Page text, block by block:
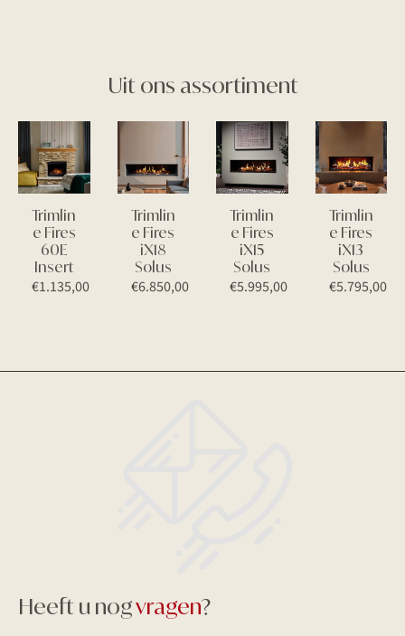
Uit ons assortiment
Trimlin
e Fires
60E
Insert
€1.135,00
Trimlin
e Fires
iX18
Solus
€6.850,00
Trimlin
e Fires
iX15
Solus
€5.995,00
Trimlin
e Fires
iX13
Solus
€5.795,00
Heeft u nogvragen?